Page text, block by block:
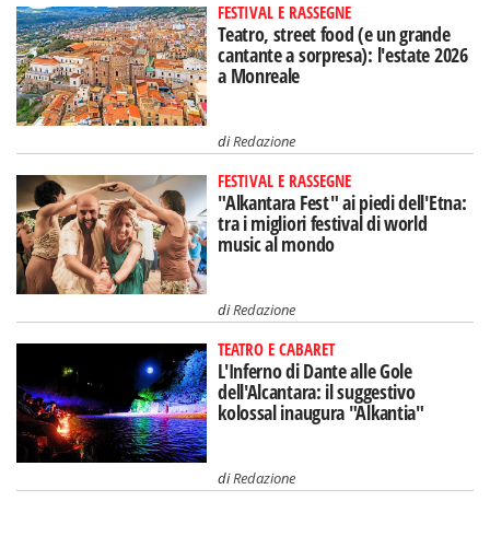
FESTIVAL E RASSEGNE
Teatro, street food (e un grande
cantante a sorpresa): l'estate 2026
a Monreale
diRedazione
FESTIVAL E RASSEGNE
"Alkantara Fest" ai piedi dell'Etna:
tra i migliori festival di world
music al mondo
diRedazione
TEATRO E CABARET
L'Inferno di Dante alle Gole
dell'Alcantara: il suggestivo
kolossal inaugura "Alkantia"
diRedazione